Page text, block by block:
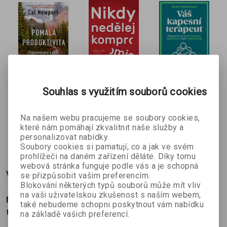
Pomalá
a
341 Kč 379 Kč
Nikdy
nedělej
kompromis
359 Kč
Váš kapesní
terapeut
Zimmerman
Více o knize
Manipulativní techniky a jak se jim bránit – tváří v
tvář i na internetu.
Souhlas s využitím souborů cookies
Na našem webu pracujeme se soubory cookies,
které nám pomáhají zkvalitnit naše služby a
personalizovat nabídky.
Soubory cookies si pamatují, co a jak ve svém
prohlížeči na daném zařízení děláte. Díky tomu
webová stránka funguje podle vás a je schopná
se přizpůsobit vašim preferencím.
Blokování některých typů souborů může mít vliv
na vaši uživatelskou zkušenost s naším webem,
také nebudeme schopni poskytnout vám nabídku
na základě vašich preferencí.